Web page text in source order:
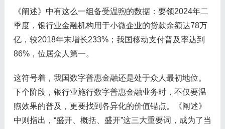
《阐述》中有这么一组备受温煦的数据：要领2024年二
季度，银行业金融机构用于小微企业的贷款余额达78万
亿，较2018年末增长233%；我国移动支付普及率达到
86%，位居众人第一。
这符号着，我国数字普惠金融还是处于众人最初地位。
下个阶段，银行业施行数字普惠金融业务时，不仅要温
煦效果的普及，更要找到各异化的价值锚点。《阐述》
中则指出，“盛开、概括、盛开”这三大重要词，成为了当